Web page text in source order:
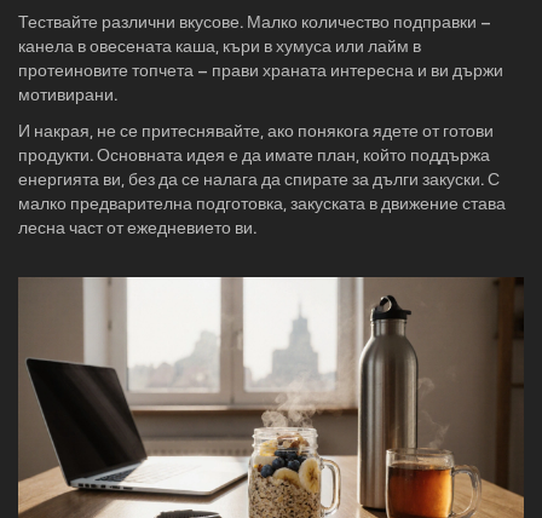
Тествайте различни вкусове. Малко количество подправки –
канела в овесената каша, къри в хумуса или лайм в
протеиновите топчета – прави храната интересна и ви държи
мотивирани.
И накрая, не се притеснявайте, ако понякога ядете от готови
продукти. Основната идея е да имате план, който поддържа
енергията ви, без да се налага да спирате за дълги закуски. С
малко предварителна подготовка, закуската в движение става
лесна част от ежедневието ви.